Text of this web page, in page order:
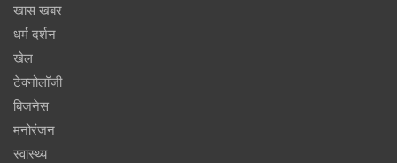
खास खबर
धर्म दर्शन
खेल
टेक्नोलॉजी
बिजनेस
मनोरंजन
स्वास्थ्य